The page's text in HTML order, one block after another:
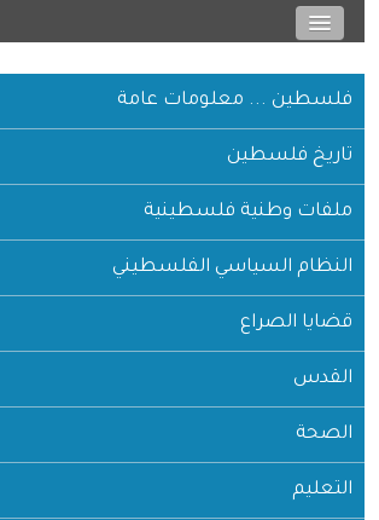
فلسطين ... معلومات عامة
تاريخ فلسطين
ملفات وطنية فلسطينية
النظام السياسي الفلسطيني
قضايا الصراع
القدس
الصحة
التعليم